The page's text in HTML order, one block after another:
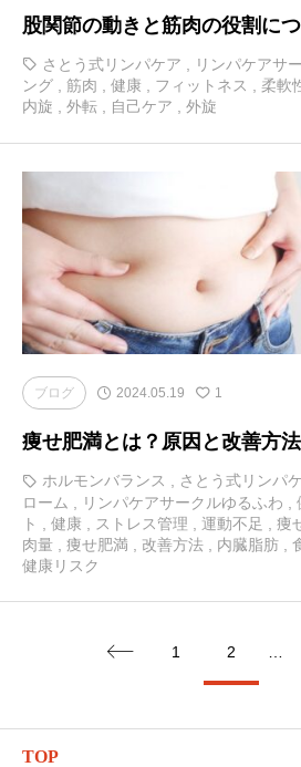
股関節の動きと筋肉の役割に
さとう式リンパケア リンパケアサ
ング , 筋肉 , 健康 , フィットネス , 柔軟
内旋 , 外転 , 自己ケア , 外旋
ブログ 2024.05.19 1
痩せ肥満とは？原因と改善方法
ホルモンバランス さとう式リンパ
ローム
リンパケアサークルゆるふわ
ト
健康 ストレス管理 運動不足 痩
肉量
痩せ肥満 改善方法 内臓脂肪
健康リスク
 1 2
TOP